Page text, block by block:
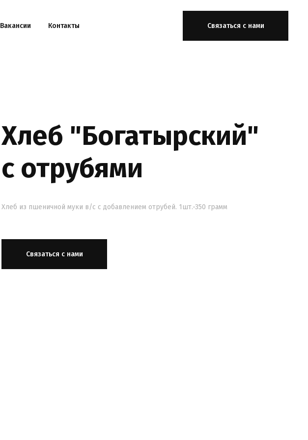
Вакансии Контакты Связаться с нами
Хлеб "Богатырский"
с отрубями
Хлеб из пшеничной муки в/с с добавлением отрубей. 1шт.-350 грамм
Связаться с нами